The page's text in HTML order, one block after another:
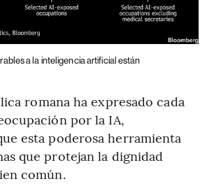
a la inteligencia artificial están
romana ha expresado cada
por la IA,
esta poderosa herramienta
que protejan la dignidad
común.